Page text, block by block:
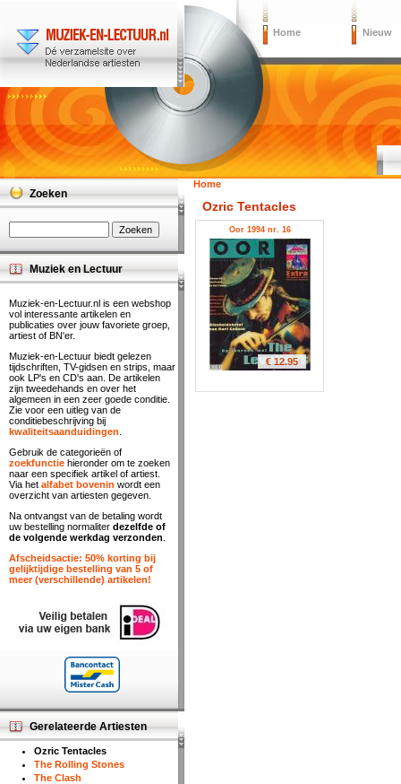
Home Nieuw
Home
Ozric Tentacles
Oor 1994 nr. 16
€ 12.95
Zoeken
Muziek en Lectuur
Muziek-en-Lectuur.nl is een webshop
vol interessante artikelen en
publicaties over jouw favoriete groep,
artiest of BN'er.
Muziek-en-Lectuur biedt gelezen
tijdschriften, TV-gidsen en strips, maar
ook LP's en CD's aan. De artikelen
zijn tweedehands en over het
algemeen in een zeer goede conditie.
Zie voor een uitleg van de
conditiebeschrijving bij
kwaliteitsaanduidingen
Gebruik de categorieën of
zoekfunctie hieronder om te zoeken
naar een specifiek artikel of artiest.
Via het alfabet bovenin wordt een
overzicht van artiesten gegeven.
Na ontvangst van de betaling wordt
uw bestelling normaliter dezelfde of
de volgende werkdag verzonden
Afscheidsactie: 50% korting bij
gelijktijdige bestelling van 5 of
meer (verschillende) artikelen!
Gerelateerde Artiesten
Ozric Tentacles
The Rolling Stones
The Clash